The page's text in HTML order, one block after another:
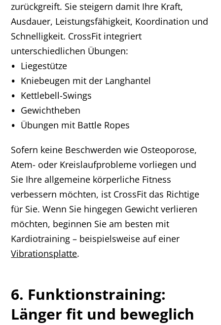
zurückgreift. Sie steigern damit Ihre Kraft,
Ausdauer, Leistungsfähigkeit, Koordination und
Schnelligkeit. CrossFit integriert
unterschiedlichen Übungen:
Liegestütze
Kniebeugen mit der Langhantel
Kettlebell-Swings
Gewichtheben
Übungen mit Battle Ropes
Sofern keine Beschwerden wie Osteoporose,
Atem- oder Kreislaufprobleme vorliegen und
Sie Ihre allgemeine körperliche Fitness
verbessern möchten, ist CrossFit das Richtige
für Sie. Wenn Sie hingegen Gewicht verlieren
möchten, beginnen Sie am besten mit
Kardiotraining – beispielsweise auf einer
Vibrationsplatte.
6. Funktionstraining:
Länger fit und beweglich